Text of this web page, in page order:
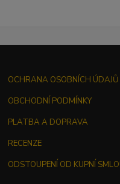
OCHRANA OSOBNÍCH ÚDAJŮ
OBCHODNÍ PODMÍNKY
PLATBA A DOPRAVA
RECENZE
ODSTOUPENÍ OD KUPNÍ